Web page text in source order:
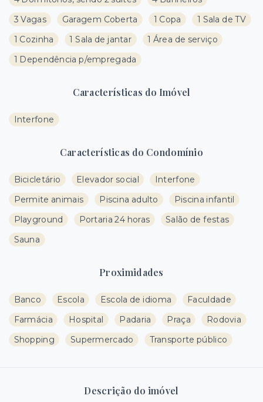
3 Vagas
Garagem Coberta 1 Copa
1 Sala de TV
1 Cozinha
1 Sala de jantar
1 Área de serviço
1 Dependência p/empregada
Características do Imóvel
Interfone
Características do Condomínio
Bicicletário Elevador social
Interfone
Permite animais
Piscina adulto
Piscina infantil
Playground
Portaria 24 horas
Salão de festas
Sauna
Proximidades
Banco Escola Escola de idioma
Faculdade
Farmácia
Hospital Padaria Praça
Rodovia
Shopping
Supermercado Transporte público
Descrição do imóvel